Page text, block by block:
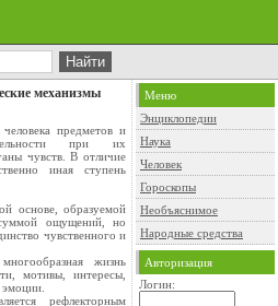
механизмы
предметов и
при их
чувств. В отличие
иная ступень
основе, образуемой
ощущений, но
чувственного и
жизнь
мотивы, интересы,
рефлекторным
Меню
Энциклопедии
Наука
Человек
Гороскопы
Необъяснимое
Народные средства
Авторизация
Логин: